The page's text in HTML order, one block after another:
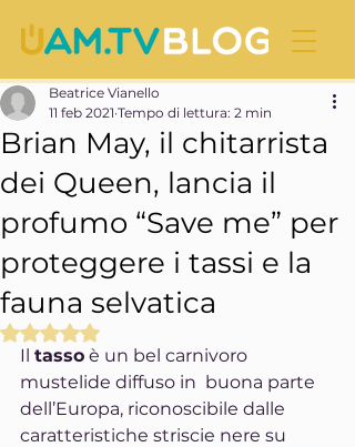
Brian May, il chitarrista
dei Queen, lancia il
profumo “Save me” per
proteggere i tassi e la
fauna selvatica
Beatrice Vianello
11 feb 2021 Tempo di lettura: 2 min
Valutazione NaN stelle su 5.
Il tasso è un bel carnivoro
mustelide diffuso in  buona parte
dell’Europa, riconoscibile dalle
caratteristiche striscie nere su